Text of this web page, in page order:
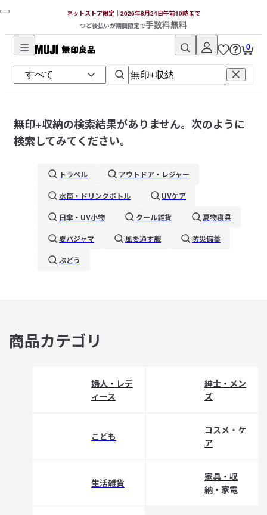
ネットストア限定｜2026年8月24日午前10時まで
つど後払いが期間限定で手数料無料
無
印
良
ネ
ッ
0
無印+収納の検索結果がありません。次のように
検索してみてください。
トラベル
アウトドア・レジャー
水筒・ドリンクボトル
UVケア
日傘・UV小物
クール雑貨
夏物寝具
夏パジャマ
風を通す服
防災備蓄
ぶどう
商品カテゴリ
婦人・レデ
ィース
紳士・メン
ズ
こども
コスメ・ケ
ア
生活雑貨
家具・収
納・家電